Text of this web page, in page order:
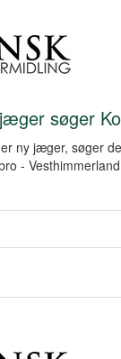
søger
ny jæger, søger
-